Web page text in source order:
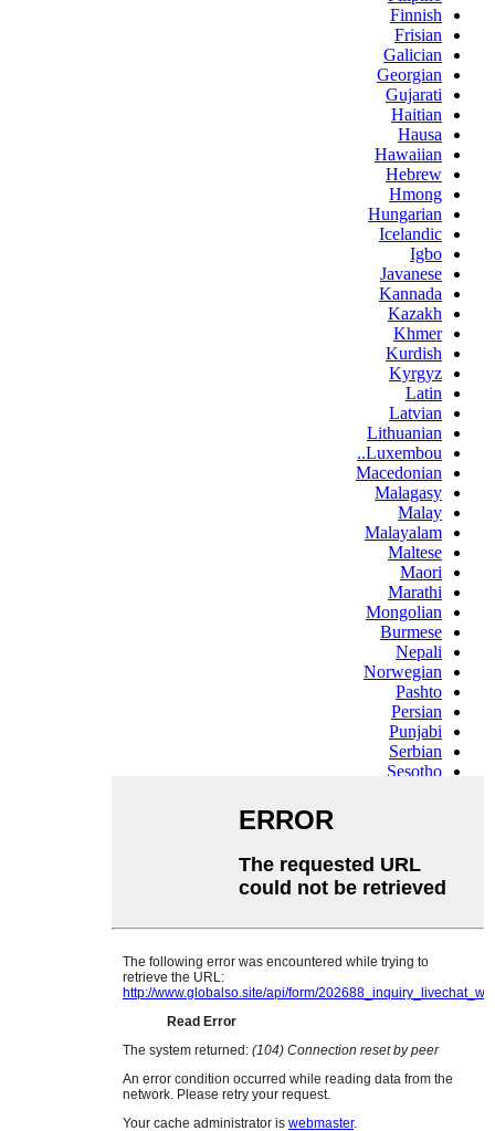
Finnish
Frisian
Galician
Georgian
Gujarati
Haitian
Hausa
Hawaiian
Hebrew
Hmong
Hungarian
Icelandic
Igbo
Javanese
Kannada
Kazakh
Khmer
Kurdish
Kyrgyz
Latin
Latvian
Lithuanian
Luxembou..
Macedonian
Malagasy
Malay
Malayalam
Maltese
Maori
Marathi
Mongolian
Burmese
Nepali
Norwegian
Pashto
Persian
Punjabi
Serbian
Sesotho
Samoan
Scots Gaelic
Sindhi
Swahili
Tajik
Thai
Ukrainian
Urdu